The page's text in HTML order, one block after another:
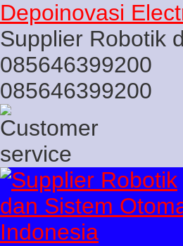
Depoinovasi
Supplier Robotik
085646399200
085646399200